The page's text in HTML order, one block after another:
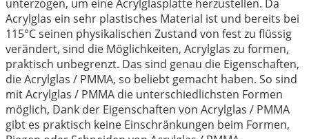
unterzogen, um eine Acrylglasplatte herzustellen. Da
Acrylglas ein sehr plastisches Material ist und bereits bei
115°C seinen physikalischen Zustand von fest zu flüssig
verändert, sind die Möglichkeiten, Acrylglas zu formen,
praktisch unbegrenzt. Das sind genau die Eigenschaften,
die Acrylglas / PMMA, so beliebt gemacht haben. So sind
mit Acrylglas / PMMA die unterschiedlichsten Formen
möglich, Dank der Eigenschaften von Acrylglas / PMMA
gibt es praktisch keine Einschränkungen beim Formen,